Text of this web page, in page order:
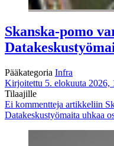
Skanska-pomo
Pääkategoria Infra
Kirjoitettu 5. elokuuta 2026,
Tilaajille
Ei kommentteja artikkeliin
Datakeskustyömaita uhkaa